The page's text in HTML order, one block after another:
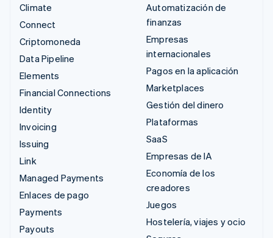
Climate
Connect
Criptomoneda
Data Pipeline
Elements
Financial Connections
Identity
Invoicing
Issuing
Link
Managed Payments
Enlaces de pago
Payments
Payouts
Automatización de
finanzas
Empresas
internacionales
Pagos en la aplicación
Marketplaces
Gestión del dinero
Plataformas
SaaS
Empresas de IA
Economía de los
creadores
Juegos
Hostelería, viajes y ocio